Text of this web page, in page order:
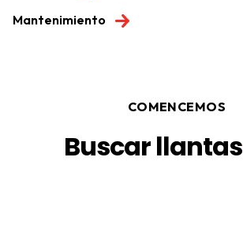
Mantenimiento
COMENCEMOS
Buscar llantas